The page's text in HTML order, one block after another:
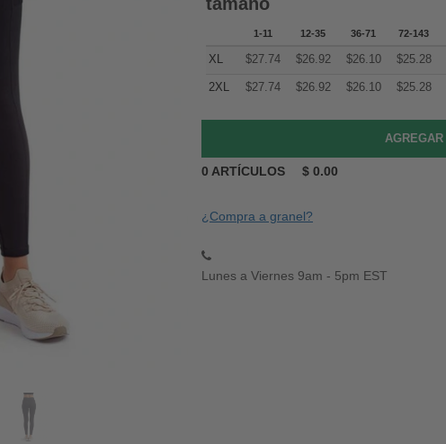
1-11 12-35 36-71 72-143
XL $27.74 $26.92 $26.10 $25.28
2XL $27.74 $26.92 $26.10 $25.28
0 ARTÍCULOS $ 0.00
¿Compra a granel?
Lunes a Viernes 9am - 5pm EST